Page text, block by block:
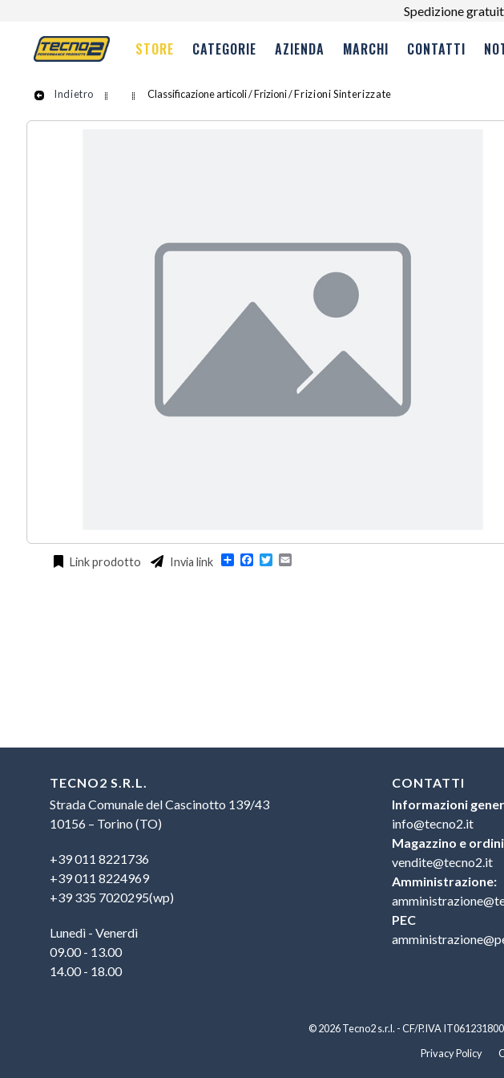
Spedizione
STORE CATEGORIE AZIENDA MARCHI CONTATTI
Indietro Classificazione articoli / Frizioni /Frizioni Sinterizzate
Link prodotto Invia link Condividi
Facebook
Twitter
Email
TECNO2 S.R.L.
Strada Comunale del Cascinotto 139/43
10156 – Torino (TO)
+39 011 8221736
+39 011 8224969
+39 335 7020295(wp)
Lunedì - Venerdì
09.00 - 13.00
14.00 - 18.00
CONTATTI
Informazioni
info@tecno2.it
Magazzino e
vendite@tecno2.it
Amministrazione:
PEC
Privacy Policy
© 2026 Tecno2 s.r.l. - CF/P.IVA